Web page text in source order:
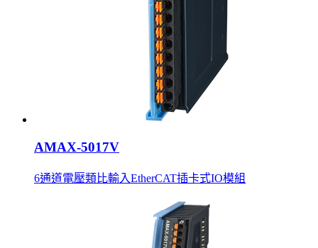
AMAX-5017V
6通道電壓類比輸入EtherCAT插卡式IO模組